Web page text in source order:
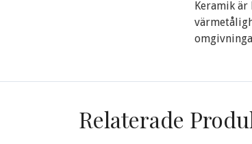
Keramik
Relaterade